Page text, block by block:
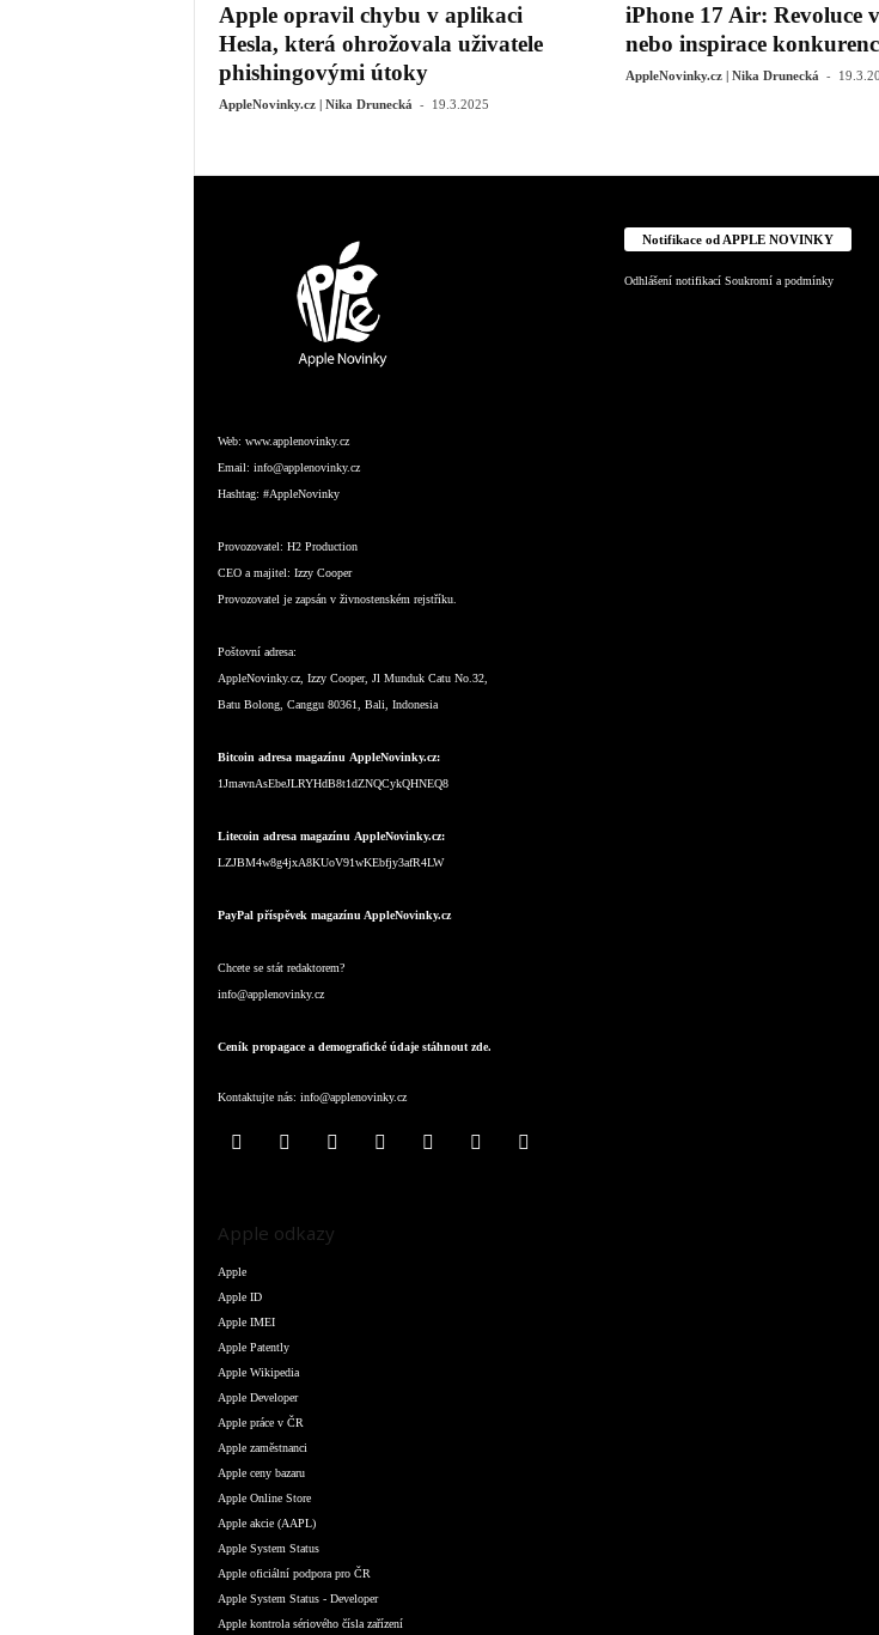
Apple opravil chybu v aplikaci
Hesla, která ohrožovala uživatele
phishingovými útoky
AppleNovinky.cz | Nika Drunecká - 19.3.2025
iPhone 17 Air: Revoluce
nebo inspirace
AppleNovinky.cz | Nika Drunecká -
Web: www.applenovinky.cz
Email: info@applenovinky.cz
Hashtag: #AppleNovinky
Provozovatel: H2 Production
CEO a majitel: Izzy Cooper
Provozovatel je zapsán v živnostenském rejstříku.
Poštovní adresa:
AppleNovinky.cz, Izzy Cooper, Jl Munduk Catu No.32,
Batu Bolong, Canggu 80361, Bali, Indonesia
Bitcoin adresa magazínu AppleNovinky.cz:
1JmavnAsEbeJLRYHdB8t1dZNQCykQHNEQ8
Litecoin adresa magazínu AppleNovinky.cz:
LZJBM4w8g4jxA8KUoV91wKEbfjy3afR4LW
PayPal příspěvek magazínu AppleNovinky.cz
Chcete se stát redaktorem?
info@applenovinky.cz
Ceník propagace a demografické údaje stáhnout zde.
Kontaktujte nás: info@applenovinky.cz
Apple odkazy
Apple
Apple ID
Apple IMEI
Apple Patently
Apple Wikipedia
Apple Developer
Apple práce v ČR
Apple zaměstnanci
Apple ceny bazaru
Apple Online Store
Apple akcie (AAPL)
Apple System Status
Apple oficiální podpora pro ČR
Apple System Status - Developer
Apple kontrola sériového čísla zařízení
Notifikace od APPLE NOVINKY
Odhlášení notifikací Soukromí a podmínky